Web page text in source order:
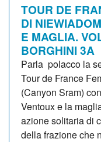
TOUR DE
DI
E MAGLIA.
BORGHINI 3A
Parla polacco la
Tour de France
(Canyon Sram)
Ventoux e la
azione solitaria di
della frazione che